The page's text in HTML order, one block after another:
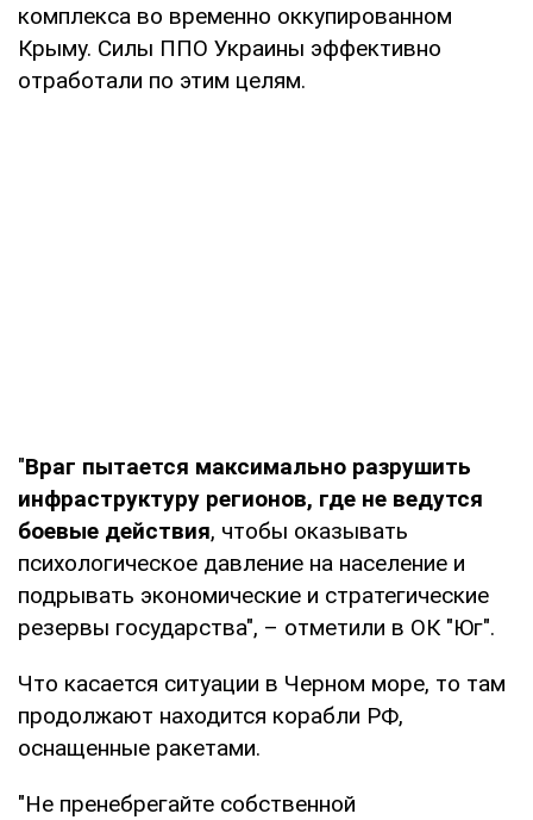
комплекса во временно оккупированном
Крыму. Силы ППО Украины эффективно
отработали по этим целям.
"Враг пытается максимально разрушить
инфраструктуру регионов, где не ведутся
боевые действия, чтобы оказывать
психологическое давление на население и
подрывать экономические и стратегические
резервы государства", – отметили в ОК "Юг".
Что касается ситуации в Черном море, то там
продолжают находится корабли РФ,
оснащенные ракетами.
"Не пренебрегайте собственной